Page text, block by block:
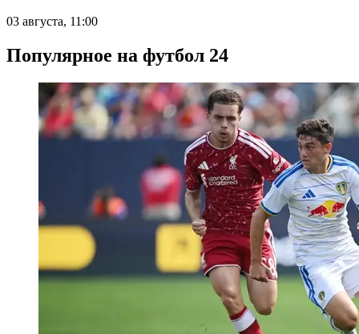
03 августа, 11:00
Популярное на футбол 24